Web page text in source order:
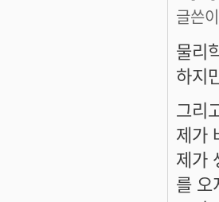
글쓴
물리
하지
그리
제가
제가
를 오